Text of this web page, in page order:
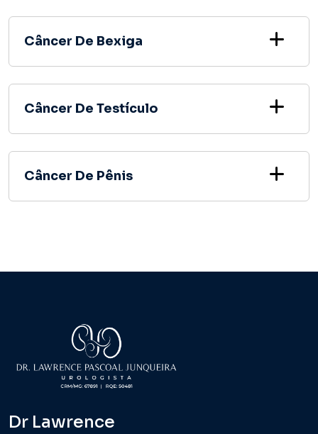
Câncer De Bexiga
Câncer De Testículo
Câncer De Pênis
Dr Lawrence